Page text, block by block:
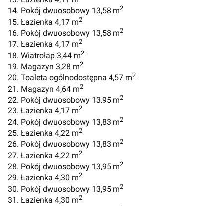
14. Pokój dwuosobowy 13,58 m2
15. Łazienka 4,17 m2
16. Pokój dwuosobowy 13,58 m2
17. Łazienka 4,17 m2
18. Wiatrołap 3,44 m2
19. Magazyn 3,28 m2
20. Toaleta ogólnodostępna 4,57 m2
21. Magazyn 4,64 m2
22. Pokój dwuosobowy 13,95 m2
23. Łazienka 4,17 m2
24. Pokój dwuosobowy 13,83 m2
25. Łazienka 4,22 m2
26. Pokój dwuosobowy 13,83 m2
27. Łazienka 4,22 m2
28. Pokój dwuosobowy 13,95 m2
29. Łazienka 4,30 m2
30. Pokój dwuosobowy 13,95 m2
31. Łazienka 4,30 m2